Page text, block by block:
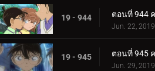
19 - 944
Jun. 22, 2019
19 - 945
Jun. 29, 2019